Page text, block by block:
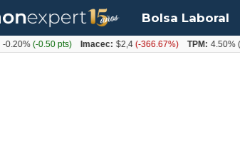
Bolsa Laboral
(-0.50 pts) Imacec: $2,4(-366.67%) TPM: 4.50%(0.00%)